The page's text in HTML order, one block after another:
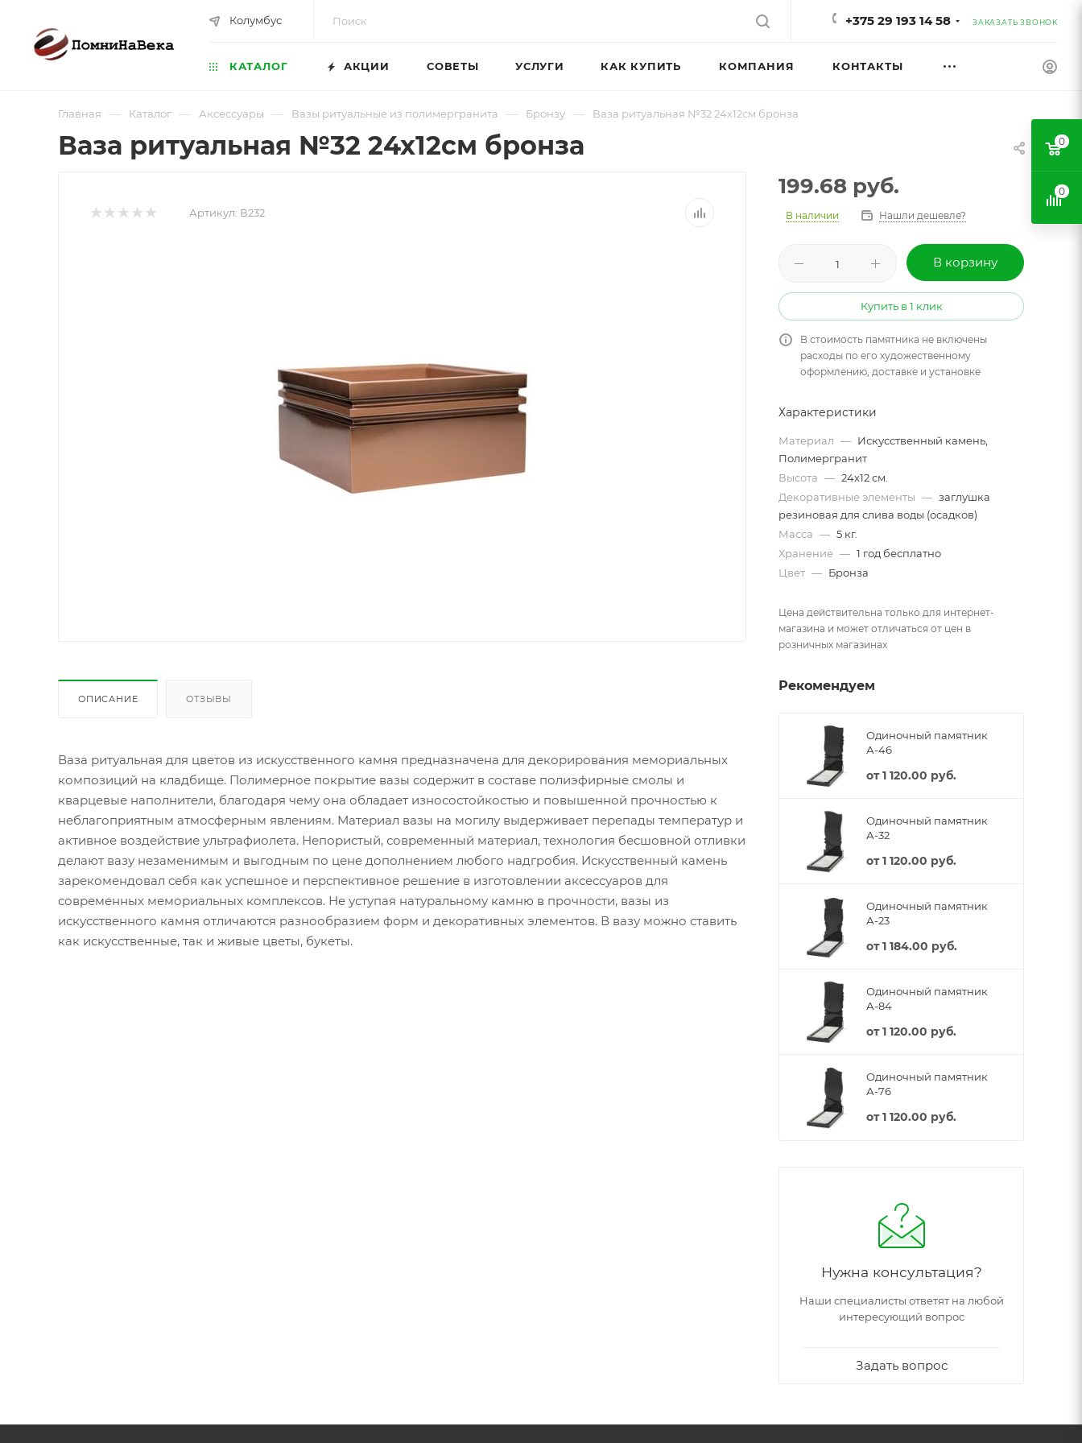
Колумбус +375 29 193 14 58 ЗАКАЗАТЬ ЗВОНОК
КАТАЛОГ АКЦИИ СОВЕТЫ УСЛУГИ КАК КУПИТЬ КОМПАНИЯ КОНТАКТЫ
Главная — Каталог — Аксессуары — Вазы ритуальные из полимергранита — Бронзу — Ваза ритуальная №32 24х12см бронза
Ваза ритуальная №32 24х12см бронза
Артикул: В232
ОПИСАНИЕ ОТЗЫВЫ
Ваза ритуальная для цветов из искусственного камня предназначена для декорирования мемориальных
композиций на кладбище. Полимерное покрытие вазы содержит в составе полиэфирные смолы и
кварцевые наполнители, благодаря чему она обладает износостойкостью и повышенной прочностью к
неблагоприятным атмосферным явлениям. Материал вазы на могилу выдерживает перепады температур и
активное воздействие ультрафиолета. Непористый, современный материал, технология бесшовной отливки
делают вазу незаменимым и выгодным по цене дополнением любого надгробия. Искусственный камень
зарекомендовал себя как успешное и перспективное решение в изготовлении аксессуаров для
современных мемориальных комплексов. Не уступая натуральному камню в прочности, вазы из
искусственного камня отличаются разнообразием форм и декоративных элементов. В вазу можно ставить
как искусственные, так и живые цветы, букеты.
199.68 руб.
В наличии Нашли дешевле?
В корзину
Купить в 1 клик
В стоимость памятника не включены
расходы по его художественному
оформлению, доставке и установке
Характеристики
Материал — Искусственный камень,
Полимергранит
Высота — 24х12 см.
Декоративные элементы — заглушка
резиновая для слива воды (осадков)
Масса — 5 кг.
Хранение — 1 год бесплатно
Цвет — Бронза
Цена действительна только для интернет-
магазина и может отличаться от цен в
розничных магазинах
Рекомендуем
Одиночный памятник
А-46
от1 120.00 руб.
Одиночный памятник
А-32
от1 120.00 руб.
Одиночный памятник
А-23
от1 184.00 руб.
Одиночный памятник
А-84
от1 120.00 руб.
Одиночный памятник
А-76
от1 120.00 руб.
Нужна консультация?
Наши специалисты ответят на любой
интересующий вопрос
Задать вопрос
0
0